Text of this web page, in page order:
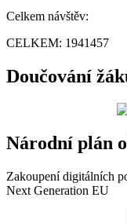
Celkem návštěv:
CELKEM: 1941457
Doučování
Národní plán
Zakoupení digitálních
Next Generation EU